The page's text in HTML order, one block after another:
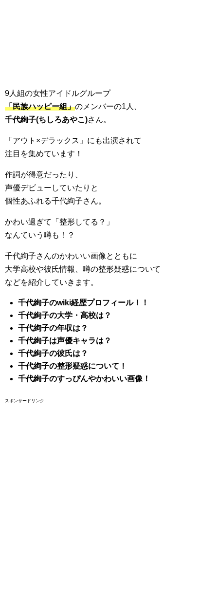
9人組の女性アイドルグループ
「民族ハッピー組」のメンバーの1人、
千代絢子(ちしろあやこ)さん。
「アウト×デラックス」にも出演されて
注目を集めています！
作詞が得意だったり、
声優デビューしていたりと
個性あふれる千代絢子さん。
かわい過ぎて「整形してる？」
なんていう噂も！？
千代絢子さんのかわいい画像とともに
大学高校や彼氏情報、噂の整形疑惑について
などを紹介していきます。
千代絢子のwiki経歴プロフィール！！
千代絢子の大学・高校は？
千代絢子の年収は？
千代絢子は声優キャラは？
千代絢子の彼氏は？
千代絢子の整形疑惑について！
千代絢子のすっぴんやかわいい画像！
スポンサードリンク